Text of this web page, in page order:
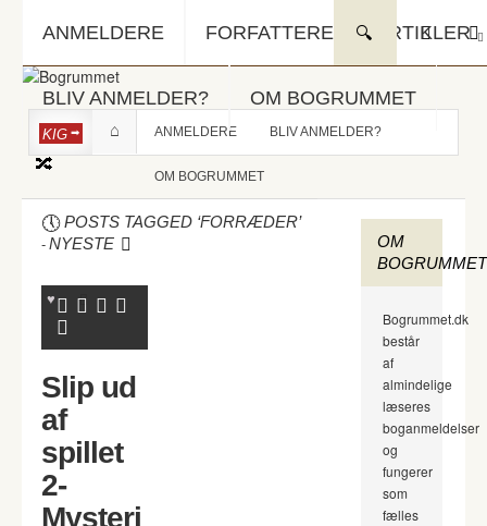
ANMELDERE FORFATTERE ARTIKLER
BLIV ANMELDER? OM BOGRUMMET
KIG ANMELDERE BLIV ANMELDER?
OM BOGRUMMET
POSTS TAGGED ‘FORRÆDER’
-NYESTE
Slip ud
af
spillet
2-
Mysteri
OM
BOGRUMMET
Bogrummet.dk
består
af
almindelige
læseres
boganmeldelser
og
fungerer
som
fælles